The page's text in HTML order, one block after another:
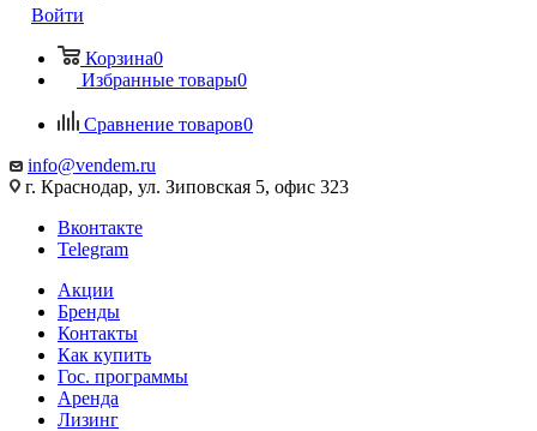
Войти
Корзина0
Избранные товары0
Сравнение товаров0
info@vendem.ru
г. Краснодар, ул. Зиповская 5, офис 323
Вконтакте
Telegram
Акции
Бренды
Контакты
Как купить
Гос. программы
Аренда
Лизинг